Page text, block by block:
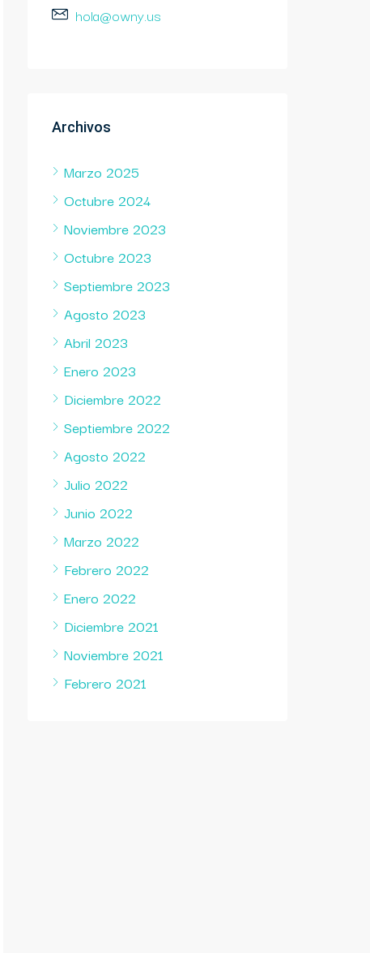
hola@owny.us
Archivos
Marzo 2025
Octubre 2024
Noviembre 2023
Octubre 2023
Septiembre 2023
Agosto 2023
Abril 2023
Enero 2023
Diciembre 2022
Septiembre 2022
Agosto 2022
Julio 2022
Junio 2022
Marzo 2022
Febrero 2022
Enero 2022
Diciembre 2021
Noviembre 2021
Febrero 2021